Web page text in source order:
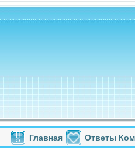
Главная Ответы